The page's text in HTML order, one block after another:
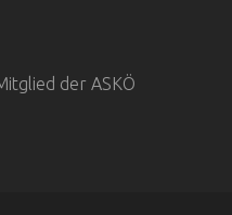
der ASKÖ